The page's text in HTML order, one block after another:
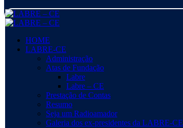
HOME
LABRE-CE
Administração
Atas de Fundação
Labre
Labre – CE
Prestação de Contas
Resumo
Seja um Radioamador
Galeria dos ex-presidentes da LABRE-CE